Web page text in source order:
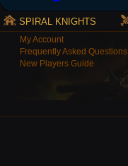
SPIRAL KNIGHTS
My Account
Frequently Asked Questions
New Players Guide